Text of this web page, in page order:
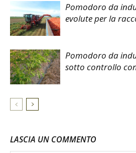
Pomodoro da
evolute per la
Pomodoro da
sotto controllo
LASCIA UN COMMENTO